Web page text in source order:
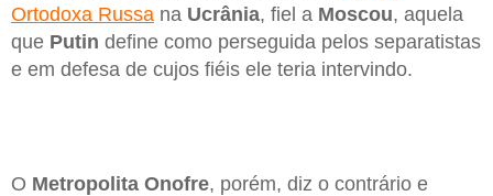
Ortodoxa Russa na Ucrânia, fiel a Moscou, aquela
que Putin define como perseguida pelos separatistas
e em defesa de cujos fiéis ele teria intervindo.
O Metropolita Onofre, porém, diz o contrário e